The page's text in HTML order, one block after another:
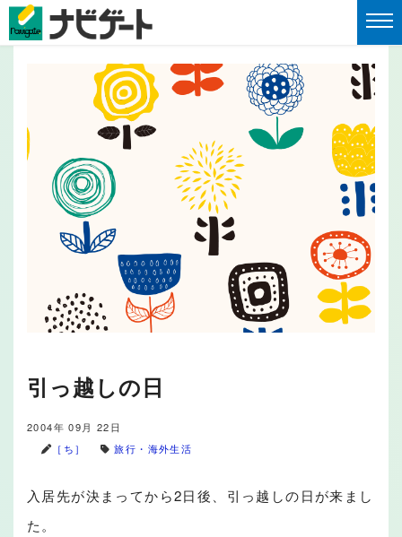
引っ越しの日
2004年 09月 22日
［ち］
旅行・海外生活
入居先が決まってから2日後、引っ越しの日が来まし
た。